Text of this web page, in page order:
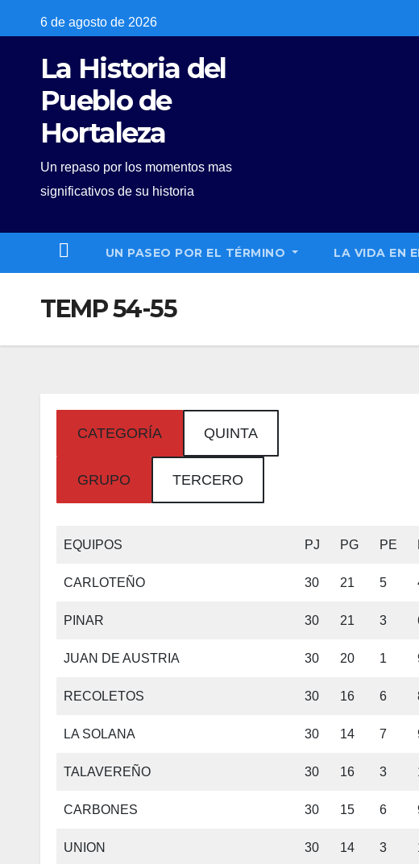
to
6 de agosto de 2026
La Historia del
Pueblo de
Hortaleza
Un repaso por los momentos mas
significativos de su historia
UN PASEO POR EL TÉRMINO LA VIDA EN
TEMP 54-55
CATEGORÍA QUINTA
GRUPO TERCERO
EQUIPOS PJ PG PE
CARLOTEÑO 30 21 5
PINAR 30 21 3
JUAN DE AUSTRIA 30 20 1
RECOLETOS 30 16 6
LA SOLANA 30 14 7
TALAVEREÑO 30 16 3
CARBONES 30 15 6
UNION 30 14 3